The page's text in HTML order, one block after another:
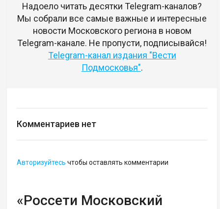
Надоело читать десятки Telegram-каналов?
Мы собрали все самые важные и интересные
новости Московского региона в новом
Telegram-канале. Не пропусти, подписывайся!
Telegram-канал издания "Вести
Подмосковья".
Комментариев нет
Авторизуйтесь чтобы оставлять комментарии
«Россети Московский